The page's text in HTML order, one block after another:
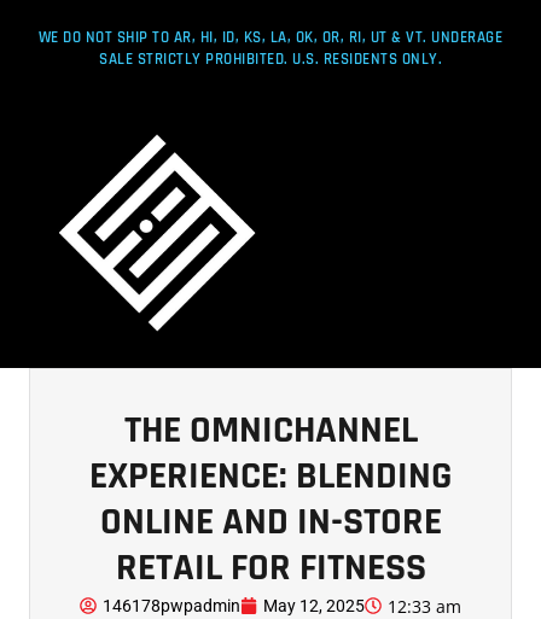
WE DO NOT SHIP TO AR, HI, ID, KS, LA, OK, OR, RI, UT & VT. UNDERAGE
SALE STRICTLY PROHIBITED. U.S. RESIDENTS ONLY.
THE OMNICHANNEL
EXPERIENCE: BLENDING
ONLINE AND IN-STORE
RETAIL FOR FITNESS
146178pwpadmin May 12, 2025 12:33 am